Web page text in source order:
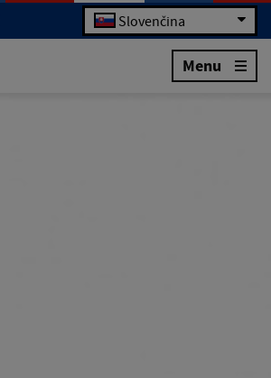
Slovenčina
Menu